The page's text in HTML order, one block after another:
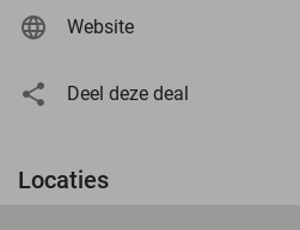
Website
Deel deze deal
Locaties